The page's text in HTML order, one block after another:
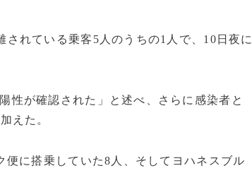
れている乗客5人のうちの1人で、10日夜に
性が確認された」と述べ、さらに感染者と
えた。
に搭乗していた8人、そしてヨハネスブル